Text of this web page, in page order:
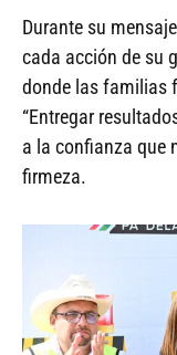
Durante su
cada acción de su
donde las familias
“Entregar
a la confianza que
firmeza.